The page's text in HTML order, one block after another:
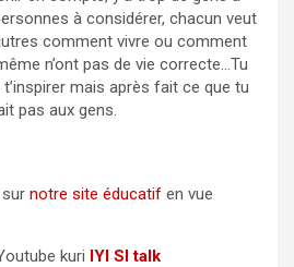
à considérer, chacun veut
comment vivre ou comment
n’ont pas de vie correcte…Tu
mais après fait ce que tu
pas aux gens.
notre site éducatif en vue
kuri IYI SI talk